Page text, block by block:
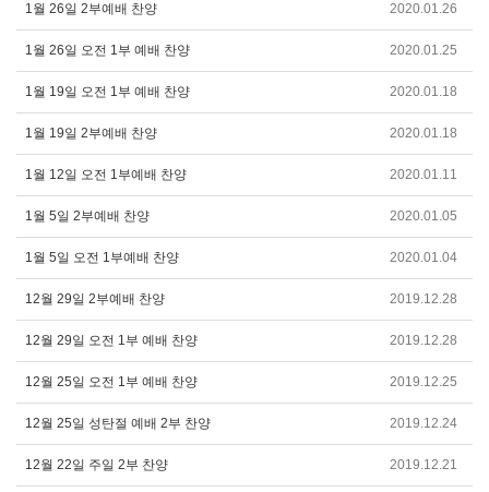
1월 26일 2부예배 찬양 2020.01.26
1월 26일 오전 1부 예배 찬양 2020.01.25
1월 19일 오전 1부 예배 찬양 2020.01.18
1월 19일 2부예배 찬양 2020.01.18
1월 12일 오전 1부예배 찬양 2020.01.11
1월 5일 2부예배 찬양 2020.01.05
1월 5일 오전 1부예배 찬양 2020.01.04
12월 29일 2부예배 찬양 2019.12.28
12월 29일 오전 1부 예배 찬양 2019.12.28
12월 25일 오전 1부 예배 찬양 2019.12.25
12월 25일 성탄절 예배 2부 찬양 2019.12.24
12월 22일 주일 2부 찬양 2019.12.21